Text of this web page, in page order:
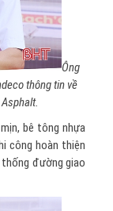
Ông
thông tin về
bê tông nhựa
công hoàn thiện
đường giao